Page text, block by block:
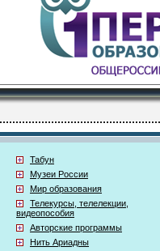
Табун
Музеи России
Мир образования
Телекурсы, телелекции,
видеопособия
Авторские программы
Нить Ариадны